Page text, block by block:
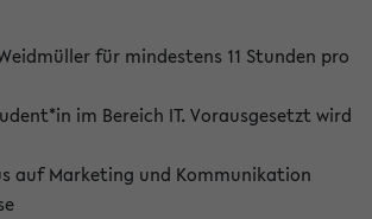
für mindestens 11 Stunden pro
im Bereich IT. Vorausgesetzt wird
auf Marketing und Kommunikation